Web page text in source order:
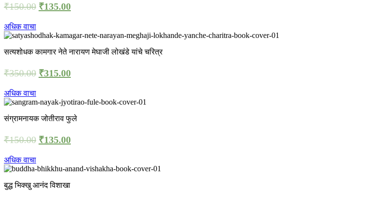
₹150.00 ₹135.00
अधिक वाचा
सत्यशोधक कामगार नेते नारायण मेघाजी लोखंडे यांचे चरित्र
₹350.00 ₹315.00
अधिक वाचा
संग्रामनायक जोतीराव फुले
₹150.00 ₹135.00
अधिक वाचा
बुद्ध भिक्खु आनंद विशाखा